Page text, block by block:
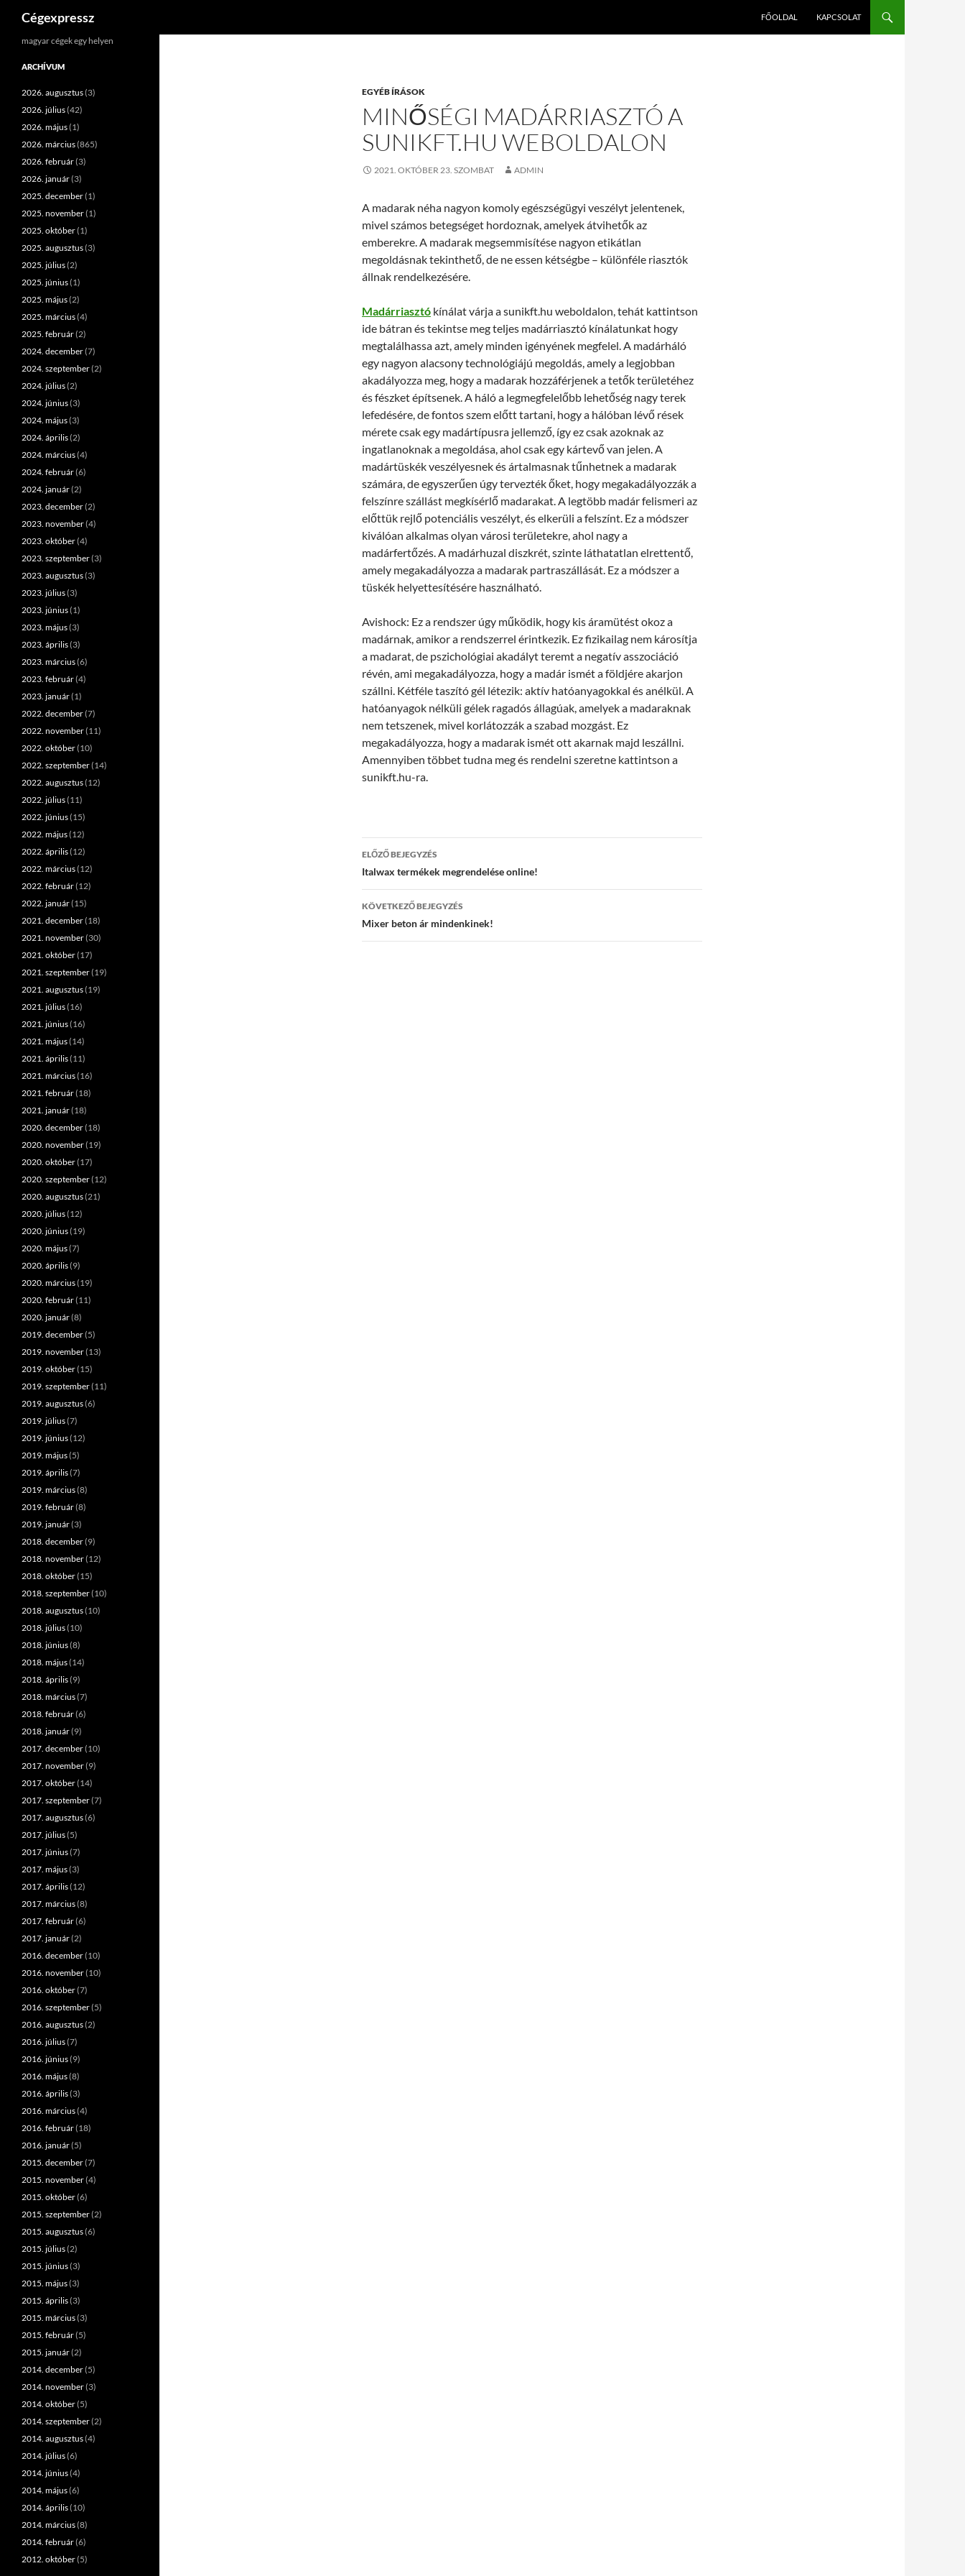
Kilépés
Cégexpressz FŐOLDAL KAPCSOLAT
EGYÉB ÍRÁSOK
MINŐSÉGI MADÁRRIASZTÓ A
SUNIKFT.HU WEBOLDALON
2021. OKTÓBER 23. SZOMBAT ADMIN
A madarak néha nagyon komoly egészségügyi veszélyt jelentenek,
mivel számos betegséget hordoznak, amelyek átvihetők az
emberekre. A madarak megsemmisítése nagyon etikátlan
megoldásnak tekinthető, de ne essen kétségbe – különféle riasztók
állnak rendelkezésére.
Madárriasztó kínálat várja a sunikft.hu weboldalon, tehát kattintson
ide bátran és tekintse meg teljes madárriasztó kínálatunkat hogy
megtalálhassa azt, amely minden igényének megfelel. A madárháló
egy nagyon alacsony technológiájú megoldás, amely a legjobban
akadályozza meg, hogy a madarak hozzáférjenek a tetők területéhez
és fészket építsenek. A háló a legmegfelelőbb lehetőség nagy terek
lefedésére, de fontos szem előtt tartani, hogy a hálóban lévő rések
mérete csak egy madártípusra jellemző, így ez csak azoknak az
ingatlanoknak a megoldása, ahol csak egy kártevő van jelen. A
madártüskék veszélyesnek és ártalmasnak tűnhetnek a madarak
számára, de egyszerűen úgy tervezték őket, hogy megakadályozzák a
felszínre szállást megkísérlő madarakat. A legtöbb madár felismeri az
előttük rejlő potenciális veszélyt, és elkerüli a felszínt. Ez a módszer
kiválóan alkalmas olyan városi területekre, ahol nagy a
madárfertőzés. A madárhuzal diszkrét, szinte láthatatlan elrettentő,
amely megakadályozza a madarak partraszállását. Ez a módszer a
tüskék helyettesítésére használható.
Avishock: Ez a rendszer úgy működik, hogy kis áramütést okoz a
madárnak, amikor a rendszerrel érintkezik. Ez fizikailag nem károsítja
a madarat, de pszichológiai akadályt teremt a negatív asszociáció
révén, ami megakadályozza, hogy a madár ismét a földjére akarjon
szállni. Kétféle taszító gél létezik: aktív hatóanyagokkal és anélkül. A
hatóanyagok nélküli gélek ragadós állagúak, amelyek a madaraknak
nem tetszenek, mivel korlátozzák a szabad mozgást. Ez
megakadályozza, hogy a madarak ismét ott akarnak majd leszállni.
Amennyiben többet tudna meg és rendelni szeretne kattintson a
sunikft.hu-ra.
Bejegyzés
navigáció
ELŐZŐ BEJEGYZÉS
Italwax termékek megrendelése online!
KÖVETKEZŐ BEJEGYZÉS
Mixer beton ár mindenkinek!
magyar cégek egy helyen
ARCHÍVUM
2026. augusztus(3)
2026. július(42)
2026. május(1)
2026. március(865)
2026. február(3)
2026. január(3)
2025. december(1)
2025. november(1)
2025. október(1)
2025. augusztus(3)
2025. július(2)
2025. június(1)
2025. május(2)
2025. március(4)
2025. február(2)
2024. december(7)
2024. szeptember(2)
2024. július(2)
2024. június(3)
2024. május(3)
2024. április(2)
2024. március(4)
2024. február(6)
2024. január(2)
2023. december(2)
2023. november(4)
2023. október(4)
2023. szeptember(3)
2023. augusztus(3)
2023. július(3)
2023. június(1)
2023. május(3)
2023. április(3)
2023. március(6)
2023. február(4)
2023. január(1)
2022. december(7)
2022. november(11)
2022. október(10)
2022. szeptember(14)
2022. augusztus(12)
2022. július(11)
2022. június(15)
2022. május(12)
2022. április(12)
2022. március(12)
2022. február(12)
2022. január(15)
2021. december(18)
2021. november(30)
2021. október(17)
2021. szeptember(19)
2021. augusztus(19)
2021. július(16)
2021. június(16)
2021. május(14)
2021. április(11)
2021. március(16)
2021. február(18)
2021. január(18)
2020. december(18)
2020. november(19)
2020. október(17)
2020. szeptember(12)
2020. augusztus(21)
2020. július(12)
2020. június(19)
2020. május(7)
2020. április(9)
2020. március(19)
2020. február(11)
2020. január(8)
2019. december(5)
2019. november(13)
2019. október(15)
2019. szeptember(11)
2019. augusztus(6)
2019. július(7)
2019. június(12)
2019. május(5)
2019. április(7)
2019. március(8)
2019. február(8)
2019. január(3)
2018. december(9)
2018. november(12)
2018. október(15)
2018. szeptember(10)
2018. augusztus(10)
2018. július(10)
2018. június(8)
2018. május(14)
2018. április(9)
2018. március(7)
2018. február(6)
2018. január(9)
2017. december(10)
2017. november(9)
2017. október(14)
2017. szeptember(7)
2017. augusztus(6)
2017. július(5)
2017. június(7)
2017. május(3)
2017. április(12)
2017. március(8)
2017. február(6)
2017. január(2)
2016. december(10)
2016. november(10)
2016. október(7)
2016. szeptember(5)
2016. augusztus(2)
2016. július(7)
2016. június(9)
2016. május(8)
2016. április(3)
2016. március(4)
2016. február(18)
2016. január(5)
2015. december(7)
2015. november(4)
2015. október(6)
2015. szeptember(2)
2015. augusztus(6)
2015. július(2)
2015. június(3)
2015. május(3)
2015. április(3)
2015. március(3)
2015. február(5)
2015. január(2)
2014. december(5)
2014. november(3)
2014. október(5)
2014. szeptember(2)
2014. augusztus(4)
2014. július(6)
2014. június(4)
2014. május(6)
2014. április(10)
2014. március(8)
2014. február(6)
2012. október(5)